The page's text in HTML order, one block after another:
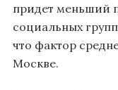
придет меньший
социальных
что фактор
Москве.